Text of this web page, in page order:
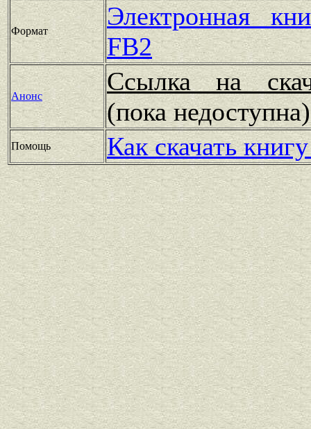
Формат
Электронная
FB2
Анонс
Ссылка на
(пока
Помощь Как скачать